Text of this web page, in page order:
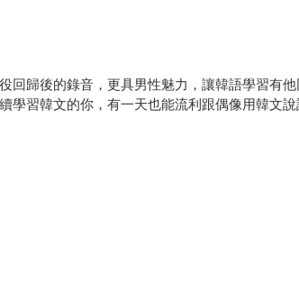
歸後的錄音，更具男性魅力，讓韓語學習有他
習韓文的你，有一天也能流利跟偶像用韓文說